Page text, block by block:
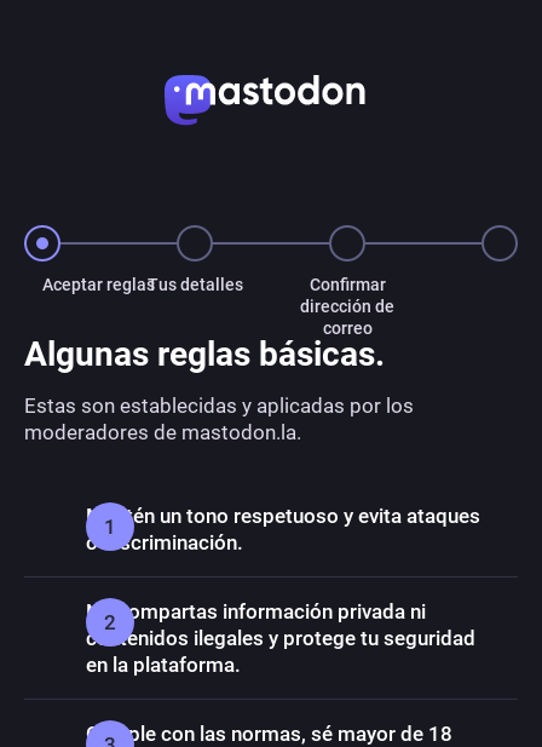
Aceptar reglasTus detalles
Confirmar
dirección de
correo
Algunas reglas básicas.
Estas son establecidas y aplicadas por los
moderadores de mastodon.la.
Mantén un tono respetuoso y evita ataques
o discriminación.
No compartas información privada ni
contenidos ilegales y protege tu seguridad
en la plataforma.
Cumple con las normas, sé mayor de 18